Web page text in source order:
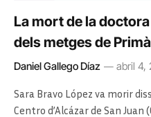
La mort de la
dels metges de
Daniel Gallego Díaz abril 4,
Sara Bravo López va morir
Centro d’Alcázar de San Juan